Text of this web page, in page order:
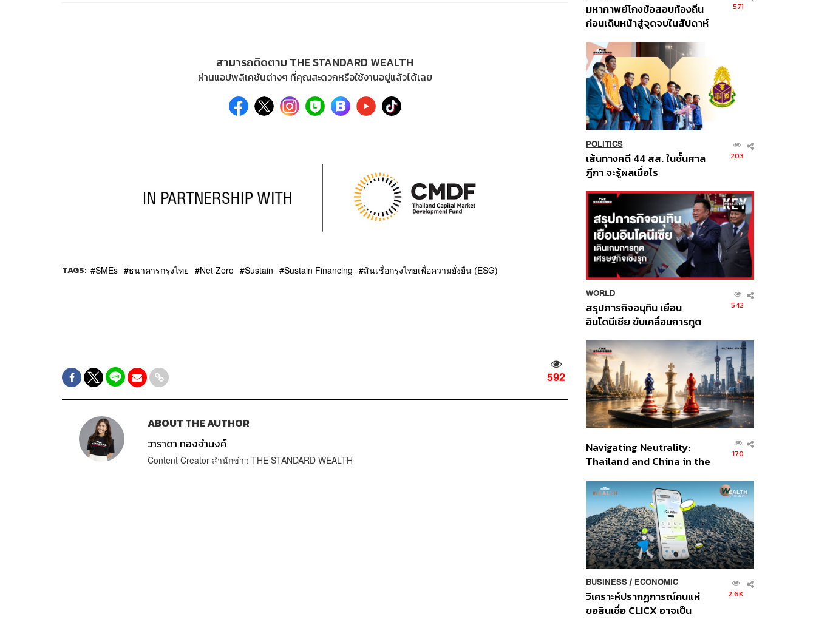
สามารถติดตาม THE STANDARD WEALTH
ผ่านแอปพลิเคชันต่างๆ ที่คุณสะดวกหรือใช้งานอยู่แล้วได้เลย
TAGS: SMEs ธนาคารกรุงไทย Net Zero Sustain Sustain Financing สินเชื่อกรุงไทยเพื่อความยั่งยืน (ESG)
592
ABOUT THE AUTHOR
วาราดา ทองจำนงค์
Content Creator สำนักข่าว THE STANDARD WEALTH
มหากาพย์โกงข้อสอบท้องถิ่น
ก่อนเดินหน้าสู่จุดจบในสัปดาห์
571
POLITICS
เส้นทางคดี 44 สส. ในชั้นศาล
ฎีกา จะรู้ผลเมื่อไร
203
WORLD
สรุปภารกิจอนุทิน เยือน
อินโดนีเซีย ขับเคลื่อนการทูต
ส่วนยุทธศาสตร์ไทย –
อินโดนีเซีย
542
Navigating Neutrality:
Thailand and China in the
Order
170
BUSINESS/ ECONOMIC
วิเคราะห์ปรากฏการณ์คนแห่
ขอสินเชื่อ CLICX อาจเป็น
2.6K